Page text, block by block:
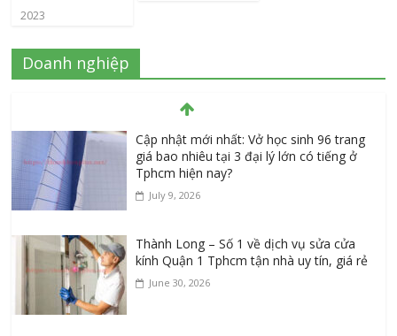
2023
Doanh nghiệp
Cập nhật mới nhất: Vở học sinh 96 trang
Tphcm hiện nay?
July 9, 2026
June 30, 2026